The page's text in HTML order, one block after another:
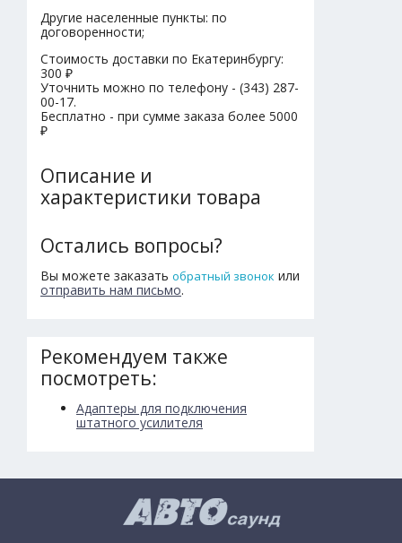
Другие населенные пункты: по
договоренности;
Стоимость доставки по Екатеринбургу:
300 ₽
Уточнить можно по телефону - (343) 287-
00-17.
Бесплатно - при сумме заказа более 5000
₽
Описание и
характеристики товара
Остались вопросы?
Вы можете заказать обратный звонок или
отправить нам письмо.
Рекомендуем также
посмотреть:
Адаптеры для подключения
штатного усилителя